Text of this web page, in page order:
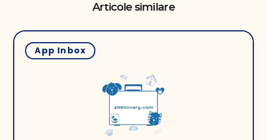
Articole similare
App Inbox